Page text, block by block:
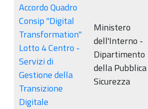
Accordo Quadro
Consip "Digital
Transformation"
Lotto 4 Centro -
Servizi di
Gestione della
Transizione
Digitale
Ministero
dell'Interno -
Dipartimento
della Pubblica
Sicurezza